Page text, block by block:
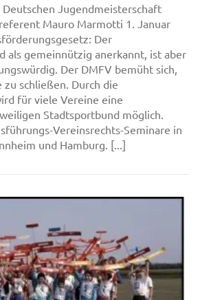
Jugendmeisterschaft
Mauro Marmotti 1. Januar
Der
als gemeinnützig anerkannt, ist aber
Der DMFV bemüht sich,
zu schließen. Durch die
für viele Vereine eine
Stadtsportbund möglich.
Vereinsrechts-Seminare in
und Hamburg. [...]